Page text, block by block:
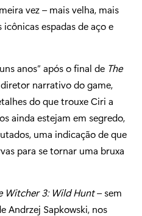
vez – mais velha, mais
espadas de aço e
anos” após o final de The
narrativo do game,
do que trouxe Ciri a
ainda estejam em segredo,
uma indicação de que
para se tornar uma bruxa
Witcher 3: Wild Hunt– sem
Andrzej Sapkowski, nos